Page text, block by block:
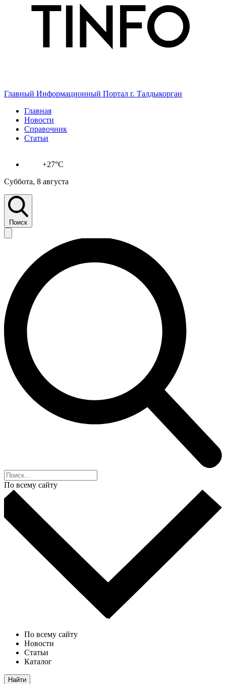
Главный Информационный Портал г. Талдыкорган
Главная
Новости
Справочник
Статьи
+27°C
Суббота, 8 августа
Поиск
По всему сайту
По всему сайту
Новости
Статьи
Каталог
Найти